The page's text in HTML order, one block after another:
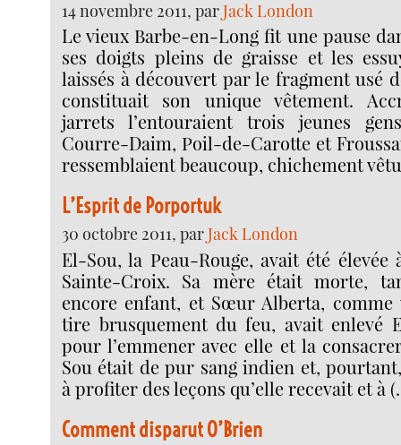
14 novembre 2011, parJack London
Le vieux Barbe-en-Long fit une pause
ses doigts pleins de graisse et les
laissés à découvert par le fragment usé
constituait son unique vêtement.
jarrets l’entouraient trois jeunes
Courre-Daim, Poil-de-Carotte et
ressemblaient beaucoup, chichement
L’Esprit de Porportuk
30 octobre 2011, parJack London
El-Sou, la Peau-Rouge, avait été
Sainte-Croix. Sa mère était morte,
encore enfant, et Sœur Alberta, comme
tire brusquement du feu, avait enlevé
pour l’emmener avec elle et la
Sou était de pur sang indien et,
à profiter des leçons qu’elle recevait et à
Comment disparut O’Brien